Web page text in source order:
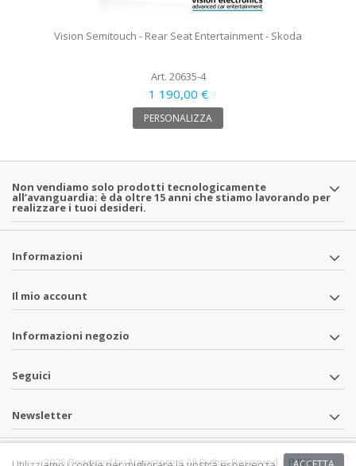
Vision Semitouch - Rear Seat Entertainment - Skoda
Art. 20635-4
1 190,00 €
PERSONALIZZA
Non vendiamo solo prodotti tecnologicamente
all’avanguardia: è da oltre 15 anni che stiamo lavorando per
realizzare i tuoi desideri.
Informazioni
Il mio account
Informazioni negozio
Seguici
Newsletter
2025 Powered by Navistore.it All Rights Reserved | P.IVA